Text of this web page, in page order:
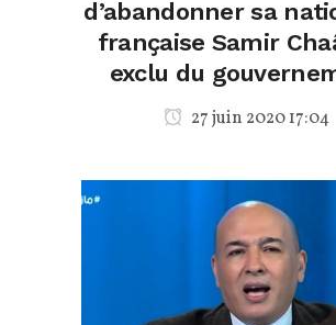
d’abandonner sa
française Samir
exclu du
27 juin 2020 17:04